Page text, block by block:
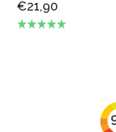
€21,90